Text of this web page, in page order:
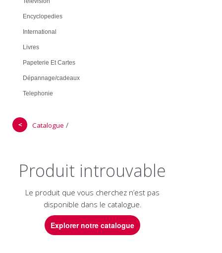
Encyclopedies
International
Livres
Papeterie Et Cartes
Dépannage/cadeaux
Telephonie
＜ Catalogue /
Produit introuvable
Le produit que vous cherchez n’est pas
disponible dans le catalogue.
Explorer notre catalogue